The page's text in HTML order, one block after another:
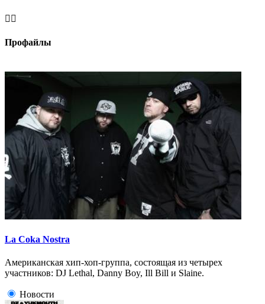
 
Профайлы
La Coka Nostra
Американская хип-хоп-группа, состоящая из четырех
участников: DJ Lethal, Danny Boy, Ill Bill и Slaine.
Новости